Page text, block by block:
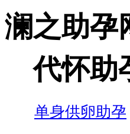
澜之助孕
代怀助
单身供卵助孕